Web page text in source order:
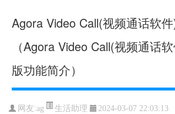
Agora Video Call(视频通话软
（Agora Video Call(视频通话
版功能简介）
网友:ag 生活助理 2024-03-07 22:03:13